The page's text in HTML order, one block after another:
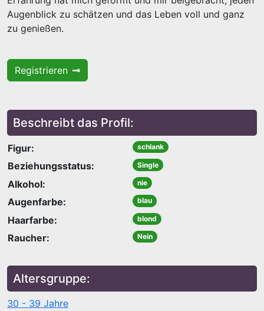
Augenblick zu schätzen und das Leben voll und ganz
zu genießen.
Registrieren
Beschreibt das Profil:
Figur: schlank
Beziehungsstatus: Single
Alkohol: nie
Augenfarbe: blau
Haarfarbe: blond
Raucher: Nein
Altersgruppe:
30 - 39 Jahre